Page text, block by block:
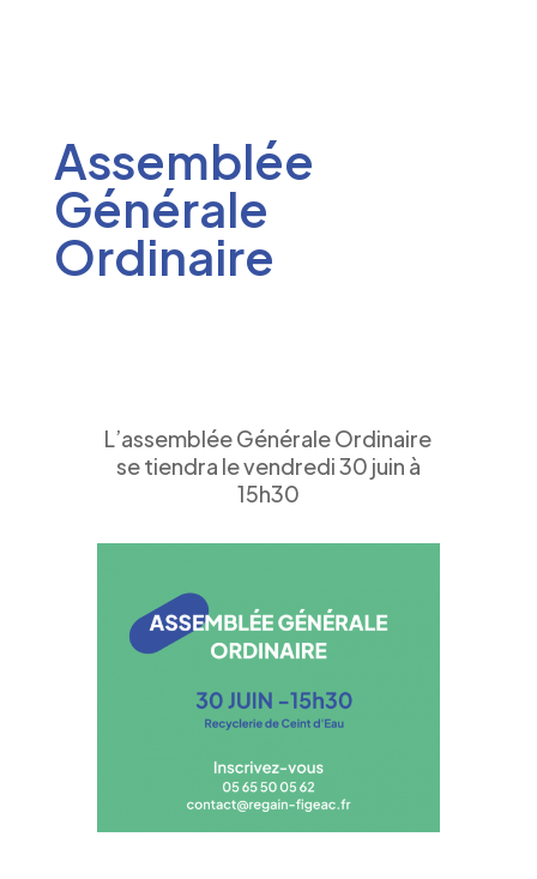
Assemblée
Générale
Ordinaire
L’assemblée Générale Ordinaire
se tiendra le vendredi 30 juin à
15h30